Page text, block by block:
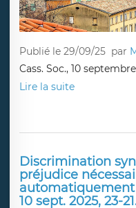
Publié le 29/09/25 par
Cass. Soc., 10